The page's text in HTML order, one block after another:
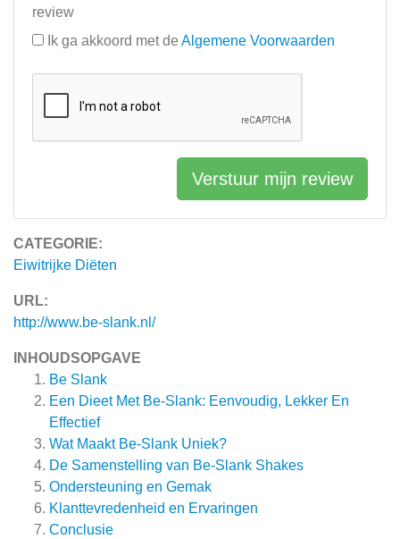
CATEGORIE:
Eiwitrijke Diëten
URL:
http://www.be-slank.nl/
INHOUDSOPGAVE
Be Slank
Een Dieet Met Be-Slank: Eenvoudig, Lekker En
Effectief
Wat Maakt Be-Slank Uniek?
De Samenstelling van Be-Slank Shakes
Ondersteuning en Gemak
Klanttevredenheid en Ervaringen
Conclusie
review
Ik ga akkoord met de Algemene Voorwaarden
Verstuur mijn review